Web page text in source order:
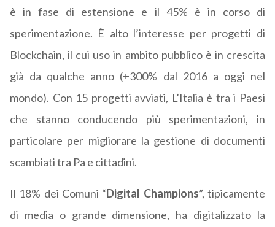
è in fase di estensione e il 45% è in corso di
sperimentazione. È alto l’interesse per progetti di
Blockchain, il cui uso in ambito pubblico è in crescita
già da qualche anno (+300% dal 2016 a oggi nel
mondo). Con 15 progetti avviati, L’Italia è tra i Paesi
che stanno conducendo più sperimentazioni, in
particolare per migliorare la gestione di documenti
scambiati tra Pa e cittadini.
Il 18% dei Comuni “Digital Champions”, tipicamente
di media o grande dimensione, ha digitalizzato la